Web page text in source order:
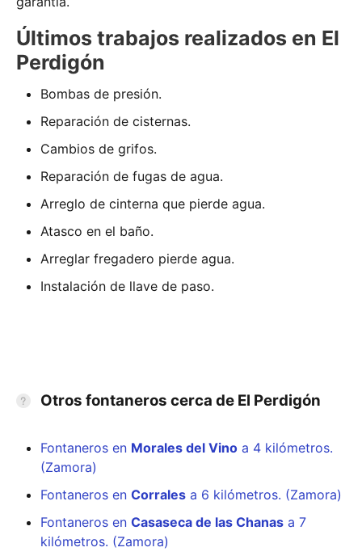
Últimos trabajos realizados en El
Perdigón
Bombas de presión.
Reparación de cisternas.
Cambios de grifos.
Reparación de fugas de agua.
Arreglo de cinterna que pierde agua.
Atasco en el baño.
Arreglar fregadero pierde agua.
Instalación de llave de paso.
Otros fontaneros cerca de El Perdigón
Fontaneros en Morales del Vino a 4 kilómetros.
(Zamora)
Fontaneros en Corrales a 6 kilómetros. (Zamora)
Fontaneros en Casaseca de las Chanas a 7
kilómetros. (Zamora)